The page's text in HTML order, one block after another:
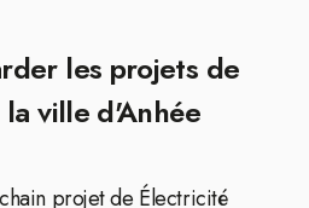
les projets de
ville d'Anhée
projet de Électricité